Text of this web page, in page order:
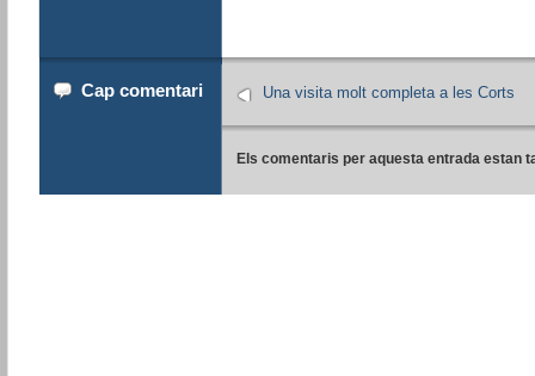
Cap comentari Una visita molt completa a les Corts
Els comentaris per aquesta entrada estan